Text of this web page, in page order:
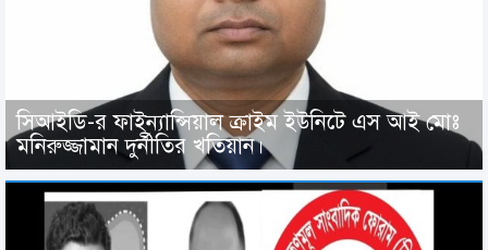
সিআইডি-র ফাইন্যান্সিয়াল ক্রাইম ইউনিটে এস আই মোঃ
মনিরুজ্জামান দুর্নীতির খতিয়ান।